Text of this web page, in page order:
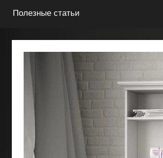
Полезные статьи